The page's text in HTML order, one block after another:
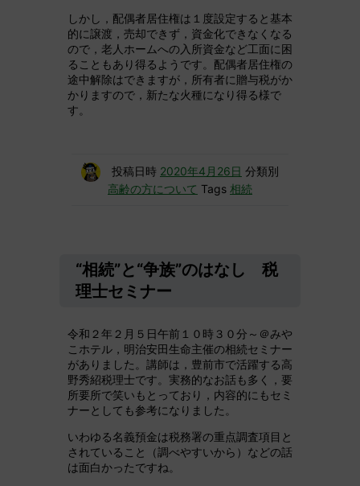
しかし，配偶者居住権は１度設定すると基本
的に譲渡，売却できず，資金化できなくなる
ので，老人ホームへの入所資金など工面に困
ることもあり得るようです。配偶者居住権の
途中解除はできますが，所有者に贈与税がか
かりますので，新たな火種になり得る様で
す。
投稿日時 2020年4月26日 分類別
高齢の方について Tags 相続
“相続”と“争族”のはなし 税
理士セミナー
令和２年２月５日午前１０時３０分～＠みや
こホテル，明治安田生命主催の相続セミナー
がありました。講師は，豊前市で活躍する高
野秀紹税理士です。実務的なお話も多く，要
所要所で笑いもとっており，内容的にもセミ
ナーとしても参考になりました。
いわゆる名義預金は税務署の重点調査項目と
されていること（調べやすいから）などの話
は面白かったですね。